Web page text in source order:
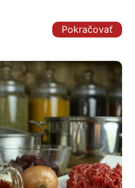
Pokračovať